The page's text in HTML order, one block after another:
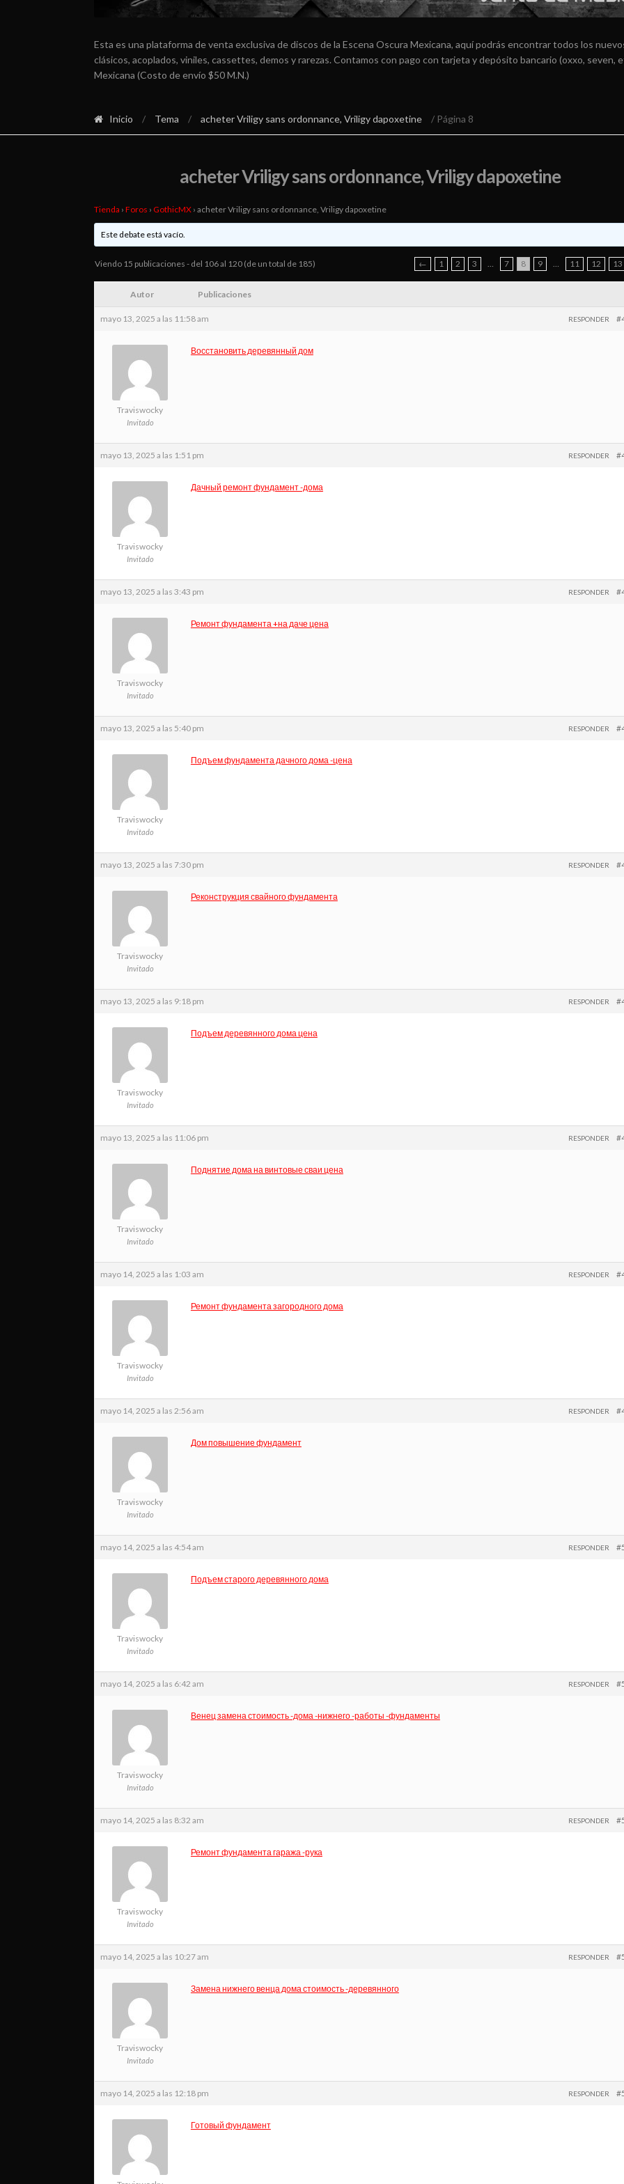
Esta es una plataforma de venta exclusiva de discos de la Escena Oscura Mexicana, aquí podrás encontrar todos los
clásicos, acoplados, viniles, cassettes, demos y rarezas. Contamos con pago con tarjeta y depósito bancario (oxxo,
Mexicana (Costo de envío $50 M.N.)
Inicio / Tema / acheter Vriligy sans ordonnance, Vriligy dapoxetine / Página 8
acheter Vriligy sans ordonnance, Vriligy dapoxetine
Tienda › Foros › GothicMX › acheter Vriligy sans ordonnance, Vriligy dapoxetine
Este debate está vacío.
Viendo 15 publicaciones - del 106 al 120 (de un total de 185) ← 1 2 3 7 8 9 11 12 13
Autor Publicaciones
mayo 13, 2025 a las 11:58 am RESPONDER
Traviswocky
Invitado
Восстановить деревянный дом
mayo 13, 2025 a las 1:51 pm RESPONDER
Traviswocky
Invitado
Дачный ремонт фундамент -дома
mayo 13, 2025 a las 3:43 pm RESPONDER
Traviswocky
Invitado
Ремонт фундамента +на даче цена
mayo 13, 2025 a las 5:40 pm RESPONDER
Traviswocky
Invitado
Подъем фундамента дачного дома -цена
mayo 13, 2025 a las 7:30 pm RESPONDER
Traviswocky
Invitado
Реконструкция свайного фундамента
mayo 13, 2025 a las 9:18 pm RESPONDER
Traviswocky
Invitado
Подъем деревянного дома цена
mayo 13, 2025 a las 11:06 pm RESPONDER
Traviswocky
Invitado
Поднятие дома на винтовые сваи цена
mayo 14, 2025 a las 1:03 am RESPONDER
Traviswocky
Invitado
Ремонт фундамента загородного дома
mayo 14, 2025 a las 2:56 am RESPONDER
Traviswocky
Invitado
Дом повышение фундамент
mayo 14, 2025 a las 4:54 am RESPONDER
Traviswocky
Invitado
Подъем старого деревянного дома
mayo 14, 2025 a las 6:42 am RESPONDER
Traviswocky
Invitado
Венец замена стоимость -дома -нижнего -работы -фундаменты
mayo 14, 2025 a las 8:32 am RESPONDER
Traviswocky
Invitado
Ремонт фундамента гаража -рука
mayo 14, 2025 a las 10:27 am RESPONDER
Traviswocky
Invitado
Замена нижнего венца дома стоимость -деревянного
mayo 14, 2025 a las 12:18 pm RESPONDER
Готовый фундамент